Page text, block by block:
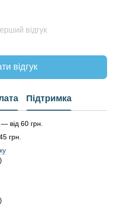
відгук
відгук
Підтримка
від 60 грн.
грн.